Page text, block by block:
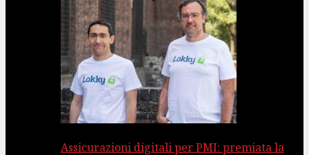
Assicurazioni digitali per PMI: premiata la